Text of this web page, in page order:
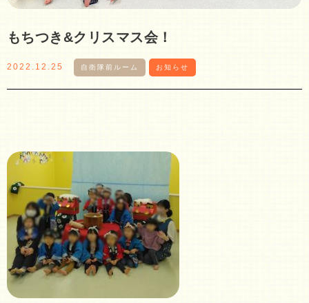
もちつき&クリスマス会！
2022.12.25 自衛隊前ルーム お知らせ